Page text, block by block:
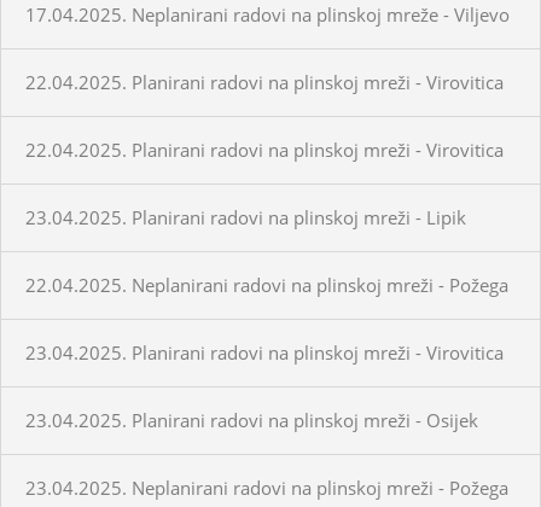
17.04.2025. Neplanirani radovi na plinskoj mreže - Viljevo
22.04.2025. Planirani radovi na plinskoj mreži - Virovitica
22.04.2025. Planirani radovi na plinskoj mreži - Virovitica
23.04.2025. Planirani radovi na plinskoj mreži - Lipik
22.04.2025. Neplanirani radovi na plinskoj mreži - Požega
23.04.2025. Planirani radovi na plinskoj mreži - Virovitica
23.04.2025. Planirani radovi na plinskoj mreži - Osijek
23.04.2025. Neplanirani radovi na plinskoj mreži - Požega